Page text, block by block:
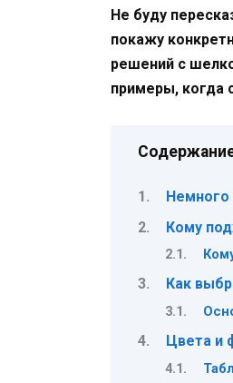
Не буду
покажу
решений с
примеры, когда
Немного
Кому
Как
Цвета и